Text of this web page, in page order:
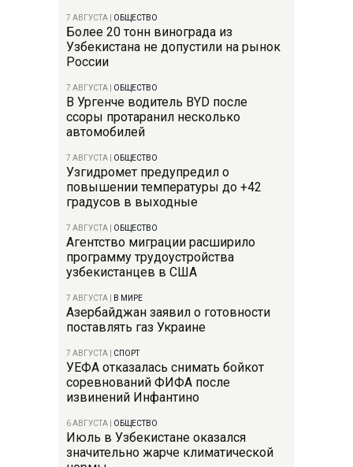
7 АВГУСТА ОБЩЕСТВО
Более 20 тонн винограда из
Узбекистана не допустили на рынок
России
7 АВГУСТА ОБЩЕСТВО
В Ургенче водитель BYD после
ссоры протаранил несколько
автомобилей
7 АВГУСТА ОБЩЕСТВО
Узгидромет предупредил о
повышении температуры до +42
градусов в выходные
7 АВГУСТА ОБЩЕСТВО
Агентство миграции расширило
программу трудоустройства
узбекистанцев в США
7 АВГУСТА В МИРЕ
Азербайджан заявил о готовности
поставлять газ Украине
7 АВГУСТА СПОРТ
УЕФА отказалась снимать бойкот
соревнований ФИФА после
извинений Инфантино
6 АВГУСТА ОБЩЕСТВО
Июль в Узбекистане оказался
значительно жарче климатической